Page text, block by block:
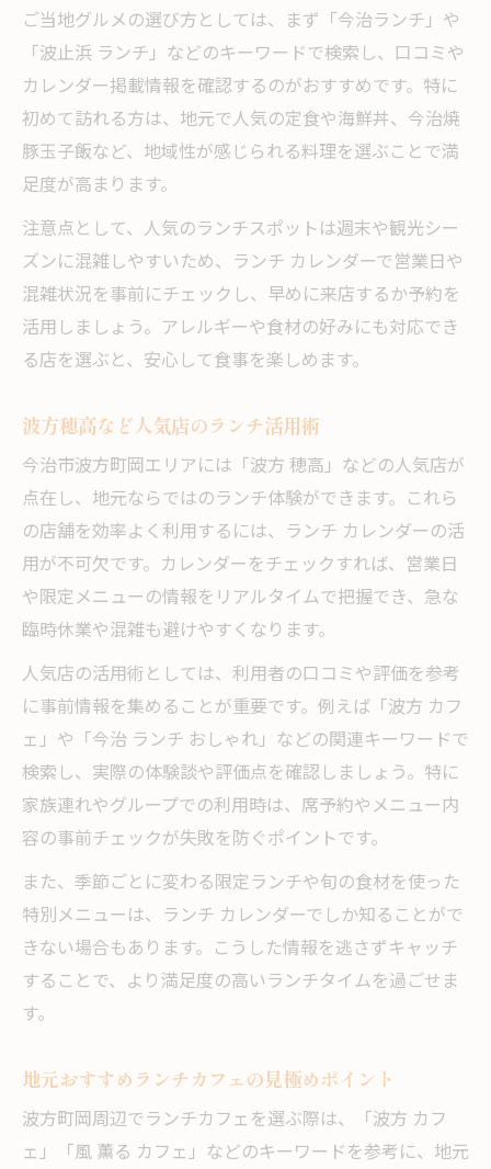
ご当地グルメの選び方としては、まず「今治ランチ」や
「波止浜 ランチ」などのキーワードで検索し、口コミや
カレンダー掲載情報を確認するのがおすすめです。特に
初めて訪れる方は、地元で人気の定食や海鮮丼、今治焼
豚玉子飯など、地域性が感じられる料理を選ぶことで満
足度が高まります。
注意点として、人気のランチスポットは週末や観光シー
ズンに混雑しやすいため、ランチ カレンダーで営業日や
混雑状況を事前にチェックし、早めに来店するか予約を
活用しましょう。アレルギーや食材の好みにも対応でき
る店を選ぶと、安心して食事を楽しめます。
波方穂高など人気店のランチ活用術
今治市波方町岡エリアには「波方 穂高」などの人気店が
点在し、地元ならではのランチ体験ができます。これら
の店舗を効率よく利用するには、ランチ カレンダーの活
用が不可欠です。カレンダーをチェックすれば、営業日
や限定メニューの情報をリアルタイムで把握でき、急な
臨時休業や混雑も避けやすくなります。
人気店の活用術としては、利用者の口コミや評価を参考
に事前情報を集めることが重要です。例えば「波方 カフ
ェ」や「今治 ランチ おしゃれ」などの関連キーワードで
検索し、実際の体験談や評価点を確認しましょう。特に
家族連れやグループでの利用時は、席予約やメニュー内
容の事前チェックが失敗を防ぐポイントです。
また、季節ごとに変わる限定ランチや旬の食材を使った
特別メニューは、ランチ カレンダーでしか知ることがで
きない場合もあります。こうした情報を逃さずキャッチ
することで、より満足度の高いランチタイムを過ごせま
す。
地元おすすめランチカフェの見極めポイント
波方町岡周辺でランチカフェを選ぶ際は、「波方 カフ
ェ」「風 薫る カフェ」などのキーワードを参考に、地元